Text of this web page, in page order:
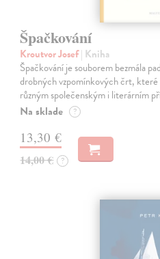
Špačkování
Kroutvor Josef| Kniha
Špačkování je souborem bezmála
drobných vzpomínkových črt,
různým společenským i literárním
Na sklade ?
13,30 €
14,00 € ?